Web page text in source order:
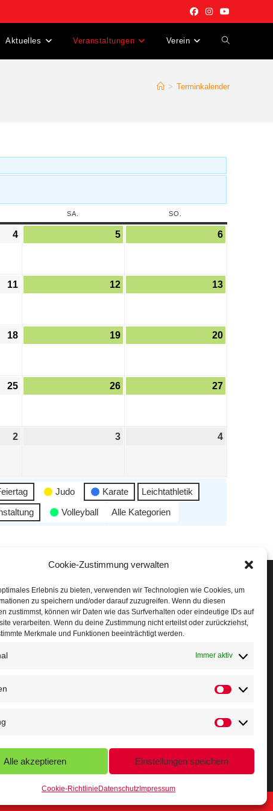
Cookie-Zustimmung verwalten
Erlebnis zu bieten, verwenden wir Technologien wie Cookies, um
zu speichern und/oder darauf zuzugreifen. Wenn du diesen
zustimmst, können wir Daten wie das Surfverhalten oder eindeutige IDs auf
verarbeiten. Wenn du deine Zustimmung nicht erteilst oder zurückziehst,
Merkmale und Funktionen beeinträchtigt werden.
Immer aktiv
Alle akzeptieren Einstellungen speichern
Cookie-Richtlinie DatenschutzImpressum
Aktuelles Veranstaltungen Verein
> Terminkalender
SA. SO.
4 5 6
11 12 13
18 19 20
25 26 27
2 3 4
Judo Karate
Leichtathletik
Volleyball Alle Kategorien
Run
Crosslauf
Camp